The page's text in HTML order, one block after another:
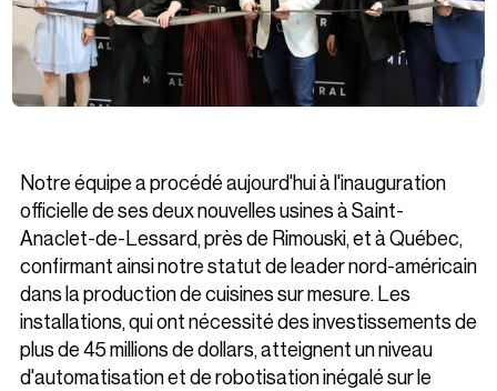
Notre équipe a procédé aujourd'hui à l'inauguration
officielle de ses deux nouvelles usines à Saint-
Anaclet-de-Lessard, près de Rimouski, et à Québec,
confirmant ainsi notre statut de leader nord-américain
dans la production de cuisines sur mesure. Les
installations, qui ont nécessité des investissements de
plus de 45 millions de dollars, atteignent un niveau
d'automatisation et de robotisation inégalé sur le